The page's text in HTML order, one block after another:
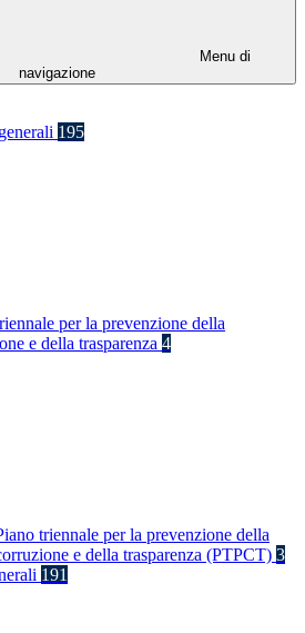
Menu di
navigazione
195
per la prevenzione della
e della trasparenza 4
triennale per la prevenzione della
e della trasparenza (PTPCT) 3
191